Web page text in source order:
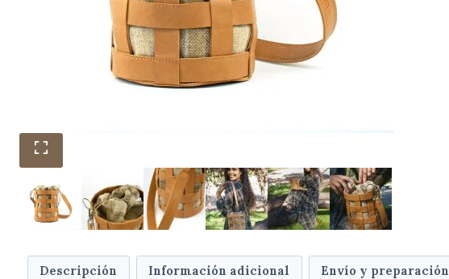
Descripción Información adicional Envío y preparación